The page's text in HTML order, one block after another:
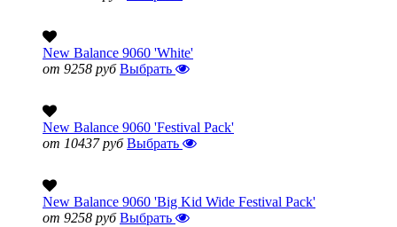
New Balance 9060 'White'
от 9258 руб Выбрать
New Balance 9060 'Festival Pack'
от 10437 руб Выбрать
New Balance 9060 'Big Kid Wide Festival Pack'
от 9258 руб Выбрать